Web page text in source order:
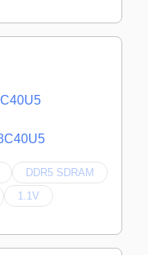
DDR5 SDRAM
1.1V